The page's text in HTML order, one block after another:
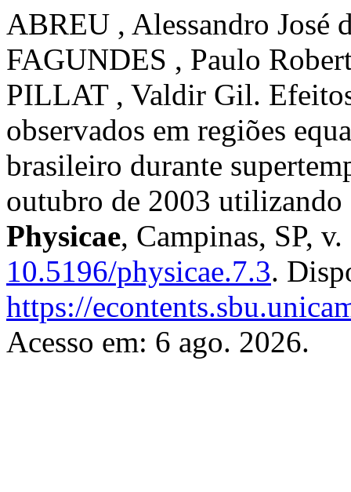
ABREU , Alessandro José
FAGUNDES , Paulo
PILLAT , Valdir Gil.
observados em regiões
brasileiro durante
outubro de 2003 utilizando
Physicae, Campinas, SP,
10.5196/physicae.7.3.
https://
Acesso em: 6 ago. 2026.